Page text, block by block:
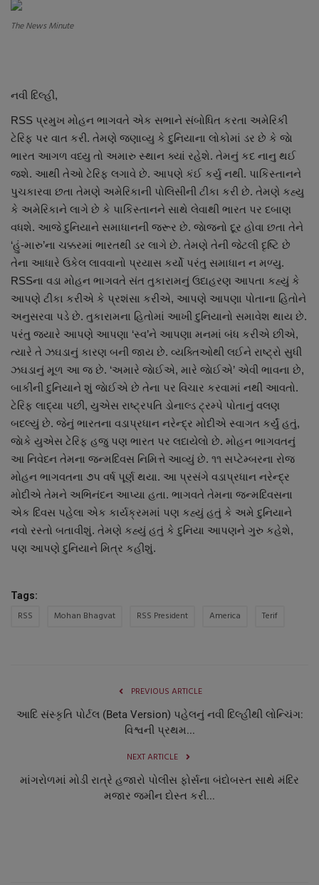
About Author
આંતરરાષ્ટ્રીય
રાષ્ટ્રીય
ગુજરાત
જુનાગઢ
Support US
બજારના સમાચાર
નાણાંકીય સમાચાર
સ્થાનિક સમાચાર
સ્પોર્ટ્સ
રાશિફળ
ગુનાખોરી
બોલિવૂડ
સ્વાસ્થ્ય
The News Minute
નવી દિલ્હી,
RSS પ્રમુખ મોહન ભાગવતે એક સભાને સંબોધિત કરતા અમેરિકી
ટેરિફ પર વાત કરી. તેમણે જણાવ્યુ કે દુનિયાના લોકોમાં ડર છે કે જાે
ભારત આગળ વધ્યુ તો અમારુ સ્થાન ક્યાં રહેશે. તેમનું કદ નાનુ થઈ
જશે. આથી તેઓ ટેરિફ લગાવે છે. આપણે કંઈ કર્યુ નથી. પાકિસ્તાનને
પુચકારવા છતા તેમણે અમેરિકાની પોલિસીની ટીકા કરી છે. તેમણે કહ્યુ
કે અમેરિકાને લાગે છે કે પાકિસ્તાનને સાથે લેવાથી ભારત પર દબાણ
વધશે. આજે દુનિયાને સમાધાનની જરૂર છે. જાેજનો દૂર હોવા છતા તેને
‘હું-મારુ’ના ચક્કરમાં ભારતથી ડર લાગે છે. તેમણે તેની જેટલી દૃષ્ટિ છે
તેના આધારે ઉકેલ લાવવાનો પ્રયાસ કર્યો પરંતુ સમાધાન ન મળ્યુ.
RSSના વડા મોહન ભાગવતે સંત તુકારામનું ઉદાહરણ આપતા કહ્યું કે
આપણે ટીકા કરીએ કે પ્રશંસા કરીએ, આપણે આપણા પોતાના હિતોને
અનુસરવા પડે છે. તુકારામના હિતોમાં આખી દુનિયાનો સમાવેશ થાય છે.
પરંતુ જ્યારે આપણે આપણા ‘સ્વ’ને આપણા મનમાં બંધ કરીએ છીએ,
ત્યારે તે ઝઘડાનું કારણ બની જાય છે. વ્યક્તિઓથી લઈને રાષ્ટ્રો સુધી
ઝઘડાનું મૂળ આ જ છે. ‘અમારે જાેઈએ, મારે જાેઈએ’ એવી ભાવના છે,
બાકીની દુનિયાને શું જાેઈએ છે તેના પર વિચાર કરવામાં નથી આવતો.
ટેરિફ લાદ્યા પછી, યુએસ રાષ્ટ્રપતિ ડોનાલ્ડ ટ્રમ્પે પોતાનું વલણ
બદલ્યું છે. જેનું ભારતના વડાપ્રધાન નરેન્દ્ર મોદીએ સ્વાગત કર્યું હતું,
જાેકે યુએસ ટેરિફ હજુ પણ ભારત પર લદાયેલો છે. મોહન ભાગવતનું
આ નિવેદન તેમના જન્મદિવસ નિમિત્તે આવ્યું છે. ૧૧ સપ્ટેમ્બરના રોજ
મોહન ભાગવતના ૭૫ વર્ષ પૂર્ણ થયા. આ પ્રસંગે વડાપ્રધાન નરેન્દ્ર
મોદીએ તેમને અભિનંદન આપ્યા હતા. ભાગવતે તેમના જન્મદિવસના
એક દિવસ પહેલા એક કાર્યક્રમમાં પણ કહ્યું હતું કે અમે દુનિયાને
નવો રસ્તો બતાવીશું. તેમણે કહ્યું હતું કે દુનિયા આપણને ગુરુ કહેશે,
પણ આપણે દુનિયાને મિત્ર કહીશું.
Tags:
RSS Mohan Bhagvat RSS President America Terif
PREVIOUS ARTICLE
આદિ સંસ્કૃતિ પોર્ટલ (Beta Version) પહેલનું નવી દિલ્હીથી લોન્ચિંગ:
વિશ્વની પ્રથમ...
NEXT ARTICLE
માંગરોળમાં મોડી રાત્રે હજારો પોલીસ ફોર્સના બંદોબસ્ત સાથે મંદિર
મજાર જમીન દોસ્ત કરી...